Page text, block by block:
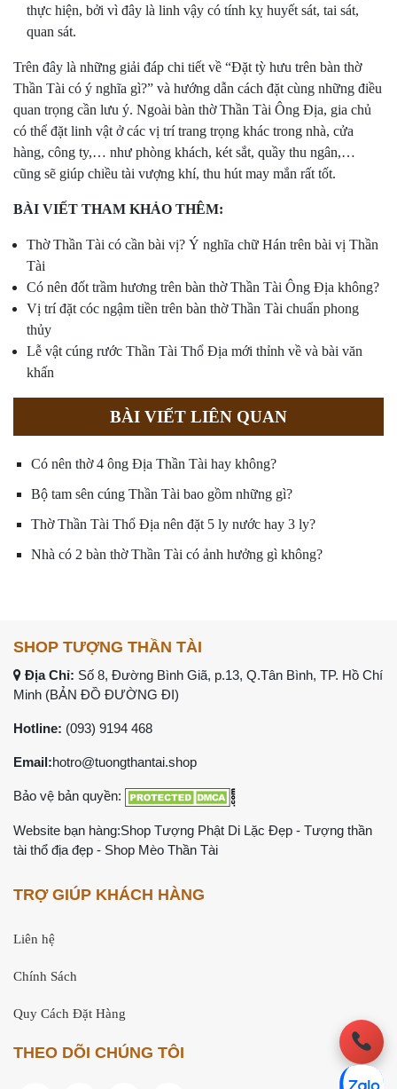
thực hiện, bởi vì đây là linh vậy có tính kỵ huyết sát, tai sát,
quan sát.
Trên đây là những giải đáp chi tiết về “Đặt tỳ hưu trên bàn thờ
Thần Tài có ý nghĩa gì?” và hướng dẫn cách đặt cùng những điều
quan trọng cần lưu ý. Ngoài bàn thờ Thần Tài Ông Địa, gia chủ
có thể đặt linh vật ở các vị trí trang trọng khác trong nhà, cửa
hàng, công ty,… như phòng khách, két sắt, quầy thu ngân,…
cũng sẽ giúp chiều tài vượng khí, thu hút may mắn rất tốt.
BÀI VIẾT THAM KHẢO THÊM:
Thờ Thần Tài có cần bài vị? Ý nghĩa chữ Hán trên bài vị Thần
Tài
Có nên đốt trầm hương trên bàn thờ Thần Tài Ông Địa không?
Vị trí đặt cóc ngậm tiền trên bàn thờ Thần Tài chuẩn phong
thủy
Lễ vật cúng rước Thần Tài Thổ Địa mới thỉnh về và bài văn
khấn
BÀI VIẾT LIÊN QUAN
Có nên thờ 4 ông Địa Thần Tài hay không?
Bộ tam sên cúng Thần Tài bao gồm những gì?
Thờ Thần Tài Thổ Địa nên đặt 5 ly nước hay 3 ly?
Nhà có 2 bàn thờ Thần Tài có ảnh hưởng gì không?
SHOP TƯỢNG THẦN TÀI
Địa Chỉ: Số 8, Đường Bình Giã, p.13, Q.Tân Bình, TP. Hồ Chí
Minh (BẢN ĐỒ ĐƯỜNG ĐI)
Hotline: (093) 9194 468
Email:hotro@tuongthantai.shop
Bảo vệ bản quyền:
Website bạn hàng:Shop Tượng Phật Di Lặc Đẹp - Tượng thần
tài thổ địa đẹp - Shop Mèo Thần Tài
TRỢ GIÚP KHÁCH HÀNG
Liên hệ
Chính Sách
Quy Cách Đặt Hàng
THEO DÕI CHÚNG TÔI